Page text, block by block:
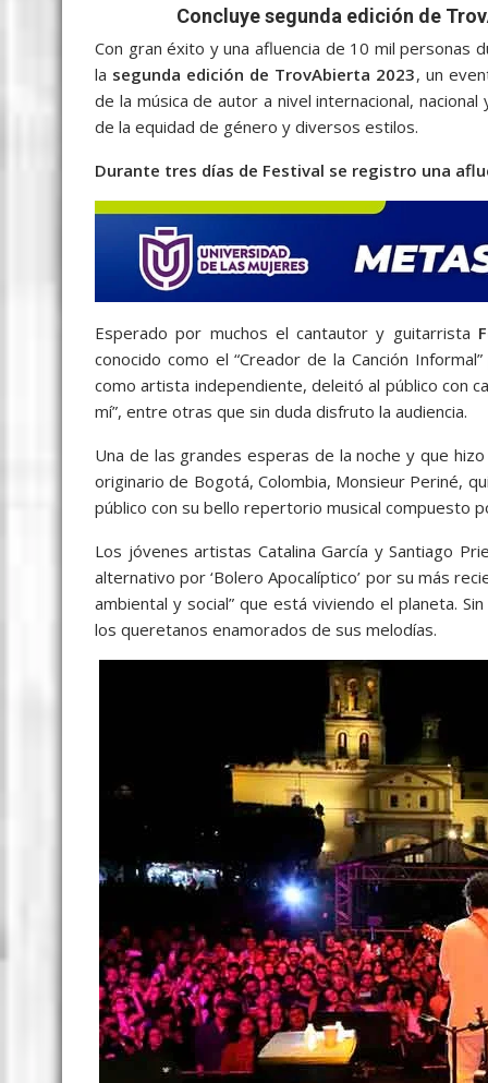
e
b
o
k
t
t
e
r
a
i
l
a
t
s
A
p
p
s
s
e
n
g
e
r
y
p
e
l
e
g
r
m
a
r
e
Concluye segunda edición de
Con gran éxito y una afluencia de 10 mil personas
la segunda edición de TrovAbierta 2023, un
de la música de autor a nivel internacional, nacional
de la equidad de género y diversos estilos.
Durante tres días de Festival se registro una
Esperado por muchos el cantautor y guitarrista
conocido como el “Creador de la Canción
como artista independiente, deleitó al público con
mí”, entre otras que sin duda disfruto la audiencia.
Una de las grandes esperas de la noche y que
originario de Bogotá, Colombia, Monsieur Periné,
público con su bello repertorio musical compuesto
Los jóvenes artistas Catalina García y Santiago
alternativo por ‘Bolero Apocalíptico’ por su más
ambiental y social” que está viviendo el planeta.
los queretanos enamorados de sus melodías.